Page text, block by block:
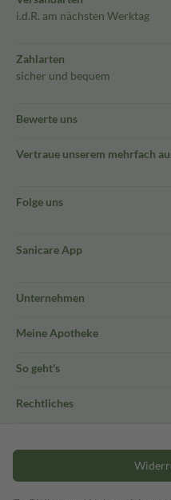
i.d.R. am nächsten Werktag
Zahlarten
sicher und bequem
Bewerte uns
Vertraue unserem mehrfach
Folge uns
Sanicare App
Unternehmen
Meine Apotheke
So geht's
Rechtliches